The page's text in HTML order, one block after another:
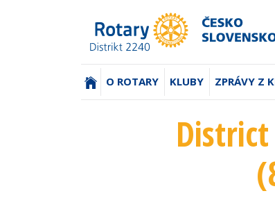
(AKTUÁLNÍ)
O ROTARY KLUBY ZPRÁVY Z